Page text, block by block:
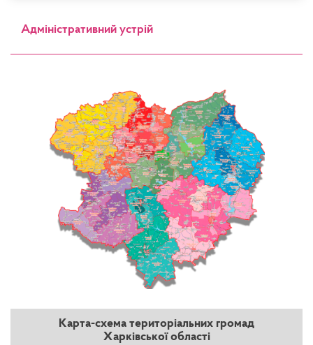
Адміністративний устрій
Карта-схема територіальних громад
Харківської області